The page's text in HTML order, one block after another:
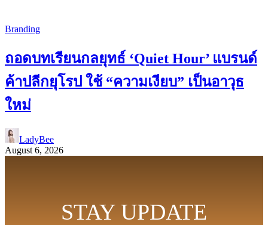
Branding
ถอดบทเรียนกลยุทธ์ ‘Quiet Hour’ แบรนด์
ค้าปลีกยุโรป ใช้ “ความเงียบ” เป็นอาวุธ
ใหม่
LadyBee
August 6, 2026
STAY UPDATE